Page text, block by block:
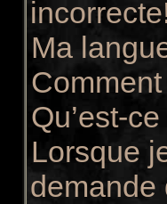
Ma
Qu’est-
Lorsque
demande